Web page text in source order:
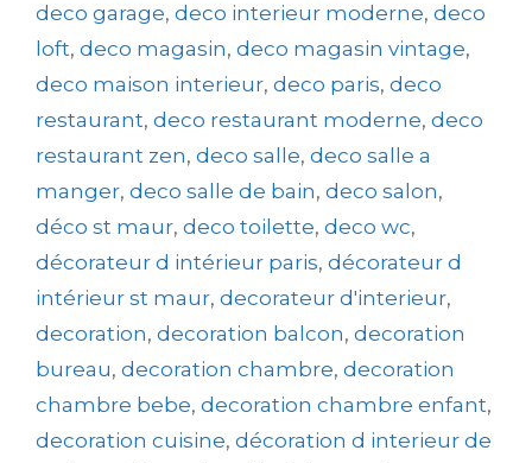
deco garage, deco interieur moderne, deco
loft, deco magasin, deco magasin vintage,
deco maison interieur, deco paris, deco
restaurant, deco restaurant moderne, deco
restaurant zen, deco salle, deco salle a
manger, deco salle de bain, deco salon,
déco st maur, deco toilette, deco wc,
décorateur d intérieur paris, décorateur d
intérieur st maur, decorateur d'interieur,
decoration, decoration balcon, decoration
bureau, decoration chambre, decoration
chambre bebe, decoration chambre enfant,
decoration cuisine, décoration d interieur de